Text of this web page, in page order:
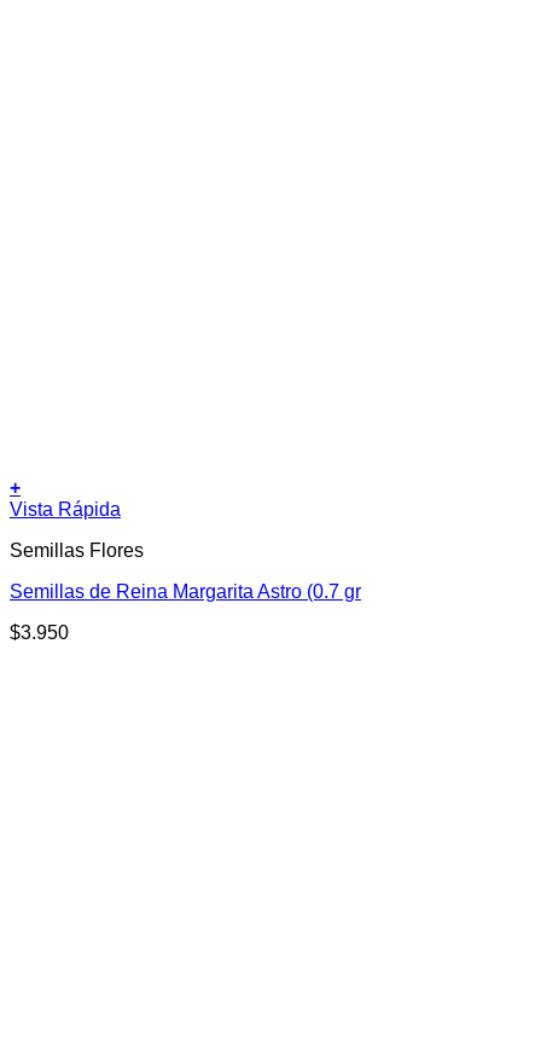
+
Vista Rápida
Semillas Flores
Semillas de Reina Margarita Astro (0.7 gr
$3.950